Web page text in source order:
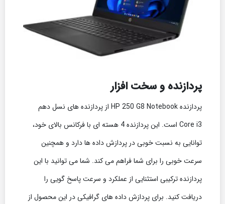
پردازنده و سخت افزار
پردازنده HP 250 G8 Notebook از پردازنده های نسل دهم
Core i3 است. این پردازنده 4 هسته ای با فرکانس بالای خود،
توانایی به نسبت خوبی در پردازش داده ها دارد و همچنین
سرعت خوبی را برای شما فراهم می کند. شما می توانید با این
پردازنده ترکیبی استثنایی از عملکرد و سرعت پاسخ گویی را
دریافت کنید. برای پردازش داده های گرافیکی در این محصول از